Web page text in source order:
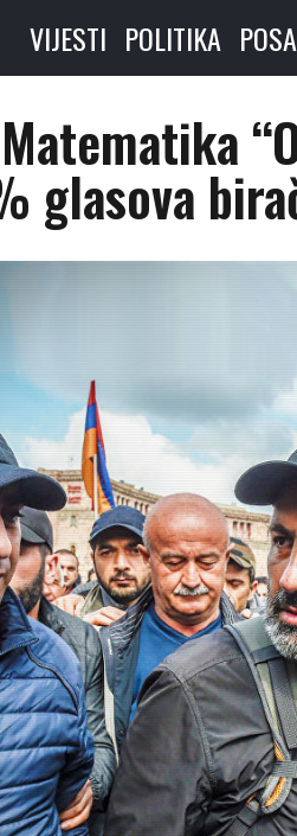
VIJESTI POLITIKA
glasova